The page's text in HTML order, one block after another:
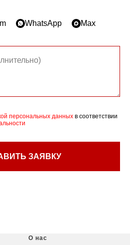
WhatsApp Max
персональных данных в соответствии
ЗАЯВКУ
О нас